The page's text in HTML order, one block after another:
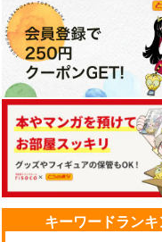
Neon
Ginger ale Monet
1,430円 （税込）
サンプル
さ
獅
Dr.STONE
石神千空×あさぎりゲン
サンプル
カート
専売
獅
キーワードラン